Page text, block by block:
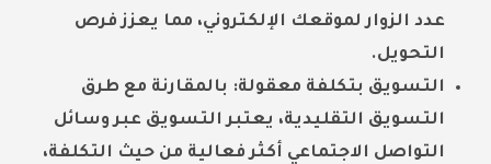
عدد الزوار لموقعك الإلكتروني، مما يعزز فرص
التحويل.
التسويق بتكلفة معقولة: بالمقارنة مع طرق
التسويق التقليدية، يعتبر التسويق عبر وسائل
التواصل الاجتماعي أكثر فعالية من حيث التكلفة،